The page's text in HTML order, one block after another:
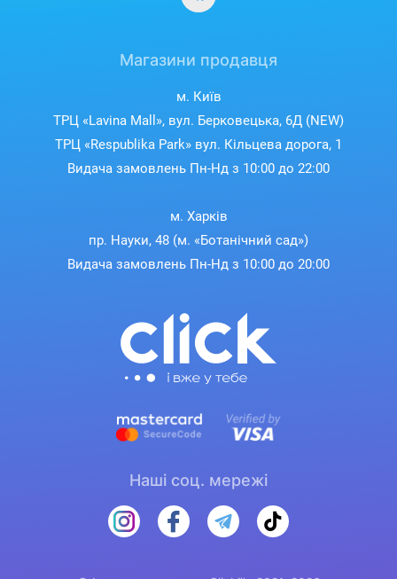
Магазини продавця
м. Київ
ТРЦ «Lavina Mall», вул. Берковецька, 6Д (NEW)
ТРЦ «Respublika Park» вул. Кільцева дорога, 1
Видача замовлень Пн-Нд з 10:00 до 22:00
м. Харків
пр. Науки, 48 (м. «Ботанічний сад»)
Видача замовлень Пн-Нд з 10:00 до 20:00
Наші соц. мережі